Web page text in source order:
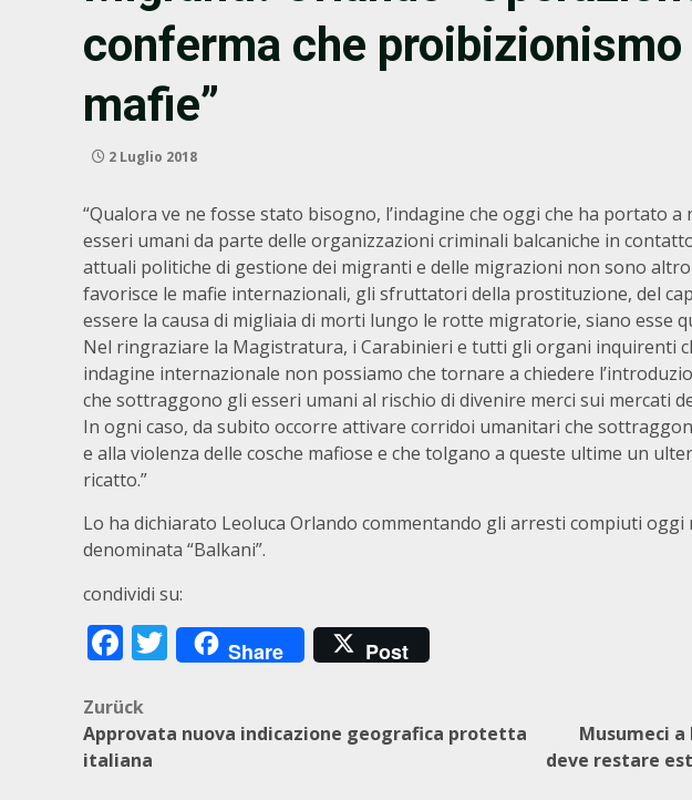
conferma che
mafie”
2 Luglio 2018
“Qualora ve ne fosse stato bisogno, l’indagine che oggi che ha portato
esseri umani da parte delle organizzazioni criminali balcaniche in
attuali politiche di gestione dei migranti e delle migrazioni non sono
favorisce le mafie internazionali, gli sfruttatori della prostituzione, del
essere la causa di migliaia di morti lungo le rotte migratorie, siano esse
Nel ringraziare la Magistratura, i Carabinieri e tutti gli organi inquirenti
indagine internazionale non possiamo che tornare a chiedere
che sottraggono gli esseri umani al rischio di divenire merci sui mercati
In ogni caso, da subito occorre attivare corridoi umanitari che
e alla violenza delle cosche mafiose e che tolgano a queste ultime un
ricatto.”
Lo ha dichiarato Leoluca Orlando commentando gli arresti compiuti oggi
denominata “Balkani”.
condividi su:
Facebook
Twitter
Share Post
Beitragsnavigation
Zurück
Approvata nuova indicazione geografica protetta
italiana
Musumeci a
deve restare